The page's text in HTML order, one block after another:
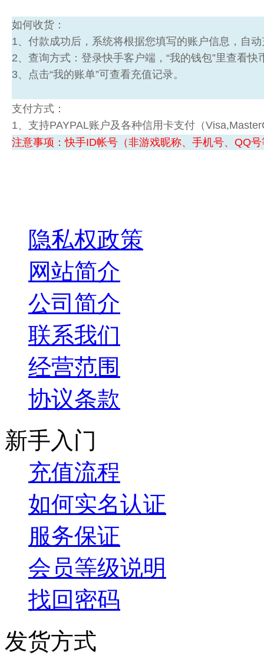
如何收货：
1、付款成功后，系统将根据您填写的账户信息，自
2、查询方式：登录快手客户端，“我的钱包”里查看快
3、点击“我的账单”可查看充值记录。
支付方式：
1、支持PAYPAL账户及各种信用卡支付（
注意事项：快手ID帐号（非游戏昵称、手机号、QQ
隐私权政策
网站简介
公司简介
联系我们
经营范围
协议条款
新手入门
充值流程
如何实名认证
服务保证
会员等级说明
找回密码
发货方式